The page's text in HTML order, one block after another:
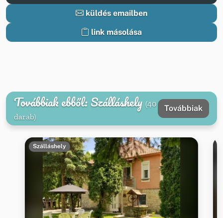
küldés emailben
link másolása
Továbbiak ebből: Szálláshely (40
darab)
Továbbiak
Szálláshely